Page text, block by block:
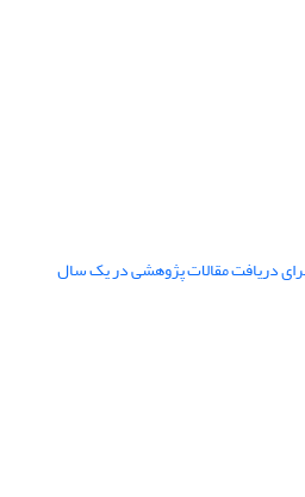
دریافت مقالات پژوهشی در یک سال